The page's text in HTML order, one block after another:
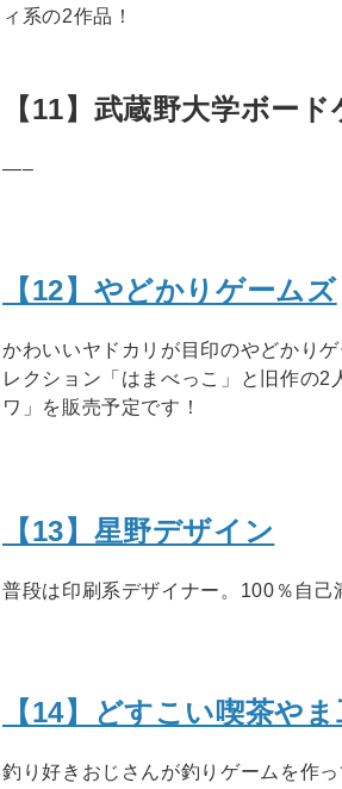
ィ系の2作品！
【11】武蔵野大学ボー
—–
【12】やどかりゲームズ
かわいいヤドカリが目印のやどかり
レクション「はまべっこ」と旧作の2
ワ」を販売予定です！
【13】星野デザイン
普段は印刷系デザイナー。100％自己
【14】どすこい喫茶や
釣り好きおじさんが釣りゲームを作